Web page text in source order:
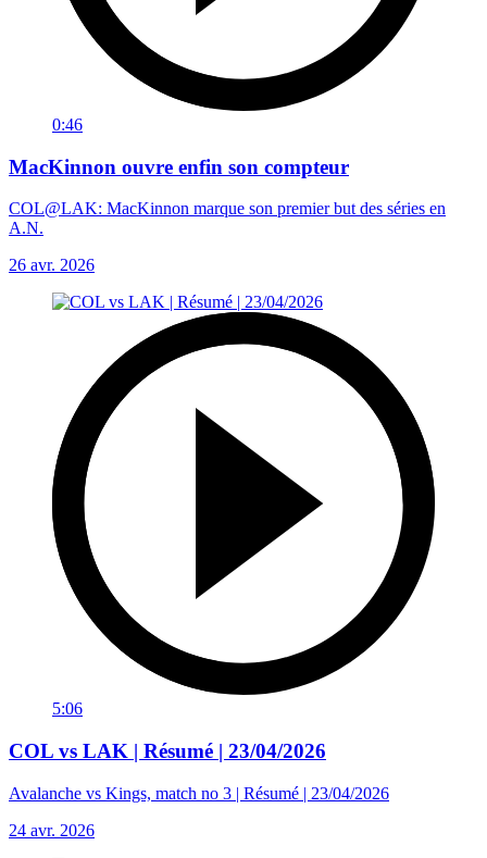
0:46
MacKinnon ouvre enfin son compteur
COL@LAK: MacKinnon marque son premier but des séries en
A.N.
26 avr. 2026
5:06
COL vs LAK | Résumé | 23/04/2026
Avalanche vs Kings, match no 3 | Résumé | 23/04/2026
24 avr. 2026